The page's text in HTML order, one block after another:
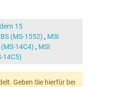
15
(MS-1552) , MSI
14C4) , MSI
14C5)
Geben Sie hierfür bei